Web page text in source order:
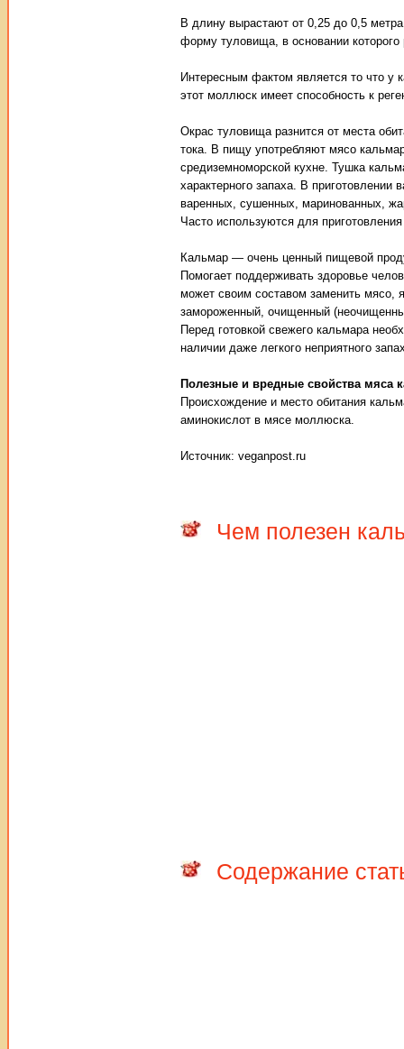
В длину вырастают от 0,25 до 0,5
форму туловища, в основании
Интересным фактом является то что у
этот моллюск имеет способность к
Окрас туловища разнится от места
тока. В пищу употребляют мясо
средиземноморской кухне. Тушка
характерного запаха. В
варенных, сушенных, маринованных,
Часто используются для
Кальмар — очень ценный пищевой
Помогает поддерживать здоровье
может своим составом заменить мясо,
замороженный, очищенный
Перед готовкой свежего кальмара
наличии даже легкого неприятного
Полезные и вредные свойства мяса
Происхождение и место обитания
аминокислот в мясе моллюска.
Источник: veganpost.ru
Чем полезен
Содержание